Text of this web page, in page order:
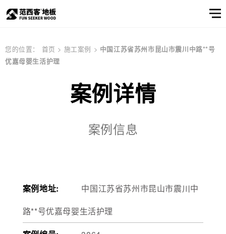
产品选样
服务
窗口
关于
我们
产品选样
范西客风采
关于我们
公司简介
邮件联系我们
您的位置： 首页 > 施工案例 > 中国江苏省苏州市昆山市震川中路**号
优嘉母婴生活护理
案例详情
案例信息
案例地址:
中国江苏省苏州市昆山市震川中
路**号优嘉母婴生活护理